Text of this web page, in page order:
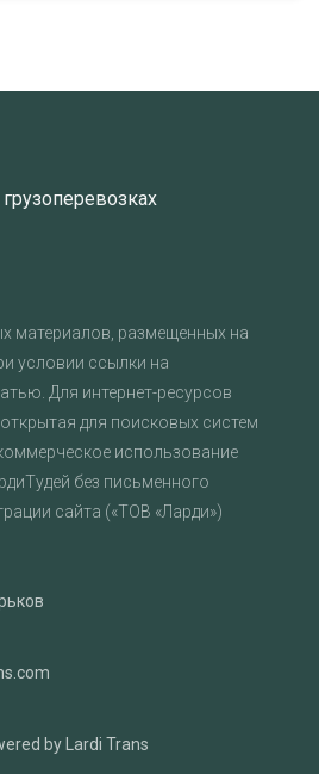
материалов, размещенных на
условии ссылки на
Для интернет-ресурсов
для поисковых систем
использование
без письменного
сайта («ТОВ «Ларди»)
by Lardi Trans